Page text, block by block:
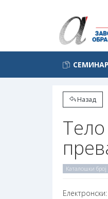
Назад
Каталошки
Електронски: